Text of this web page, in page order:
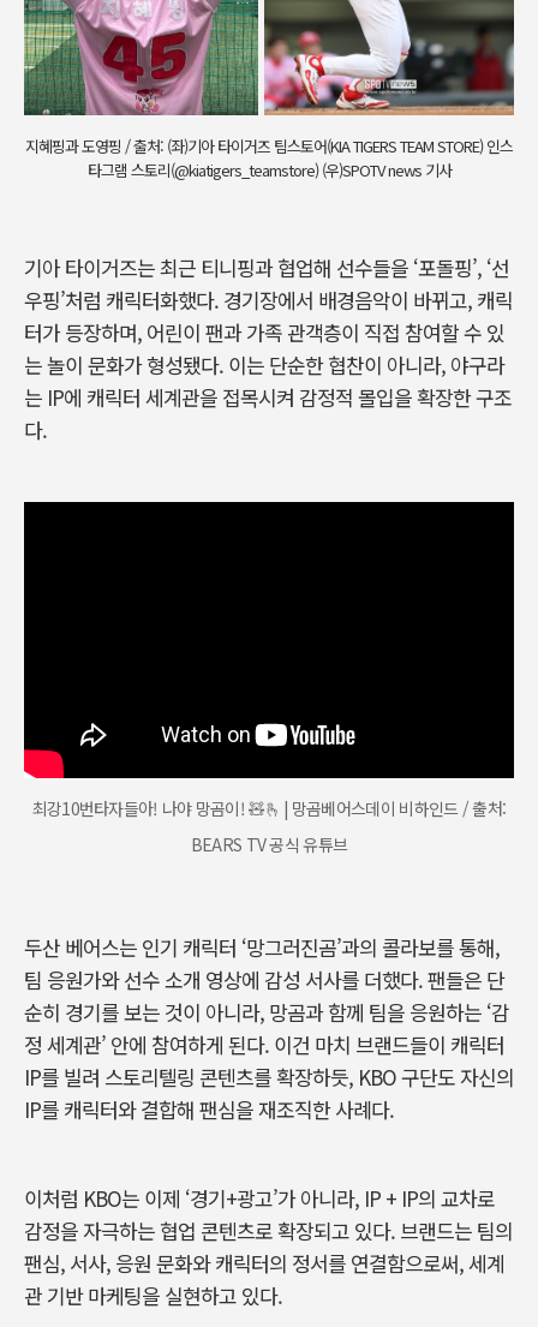
지혜핑과 도영핑 / 출처: (좌)기아 타이거즈 팀스토어(KIA TIGERS TEAM STORE) 인스
타그램 스토리(@kiatigers_teamstore) (우)SPOTV news 기사
기아 타이거즈는 최근 티니핑과 협업해 선수들을 ‘포돌핑’, ‘선
우핑’처럼 캐릭터화했다. 경기장에서 배경음악이 바뀌고, 캐릭
터가 등장하며, 어린이 팬과 가족 관객층이 직접 참여할 수 있
는 놀이 문화가 형성됐다. 이는 단순한 협찬이 아니라, 야구라
는 IP에 캐릭터 세계관을 접목시켜 감정적 몰입을 확장한 구조
다.
최강10번타자들아! 나야 망곰이! 🧸🫰 | 망곰베어스데이 비하인드 / 출처:
BEARS TV 공식 유튜브
두산 베어스는 인기 캐릭터 ‘망그러진곰’과의 콜라보를 통해,
팀 응원가와 선수 소개 영상에 감성 서사를 더했다. 팬들은 단
순히 경기를 보는 것이 아니라, 망곰과 함께 팀을 응원하는 ‘감
정 세계관’ 안에 참여하게 된다. 이건 마치 브랜드들이 캐릭터
IP를 빌려 스토리텔링 콘텐츠를 확장하듯, KBO 구단도 자신의
IP를 캐릭터와 결합해 팬심을 재조직한 사례다.
이처럼 KBO는 이제 ‘경기+광고’가 아니라, IP + IP의 교차로
감정을 자극하는 협업 콘텐츠로 확장되고 있다. 브랜드는 팀의
팬심, 서사, 응원 문화와 캐릭터의 정서를 연결함으로써, 세계
관 기반 마케팅을 실현하고 있다.